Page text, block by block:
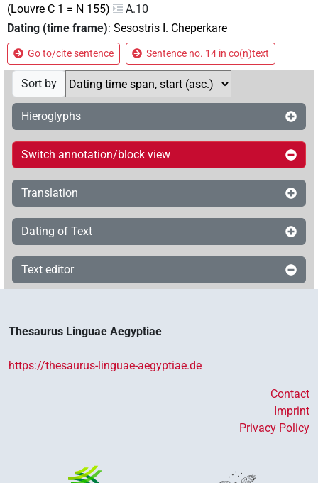
(Louvre C 1 = N 155)
A.10
Dating (time frame): Sesostris I. Cheperkare
Go to/cite sentence Sentence no. 14 in co(n)text
Sort by
Hieroglyphs
Switch annotation/block view
Translation
Dating of Text
Text editor
Thesaurus Linguae Aegyptiae
https://thesaurus-linguae-aegyptiae.de
Contact
Imprint
Privacy Policy